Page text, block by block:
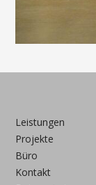
Leistungen
Projekte
Büro
Kontakt